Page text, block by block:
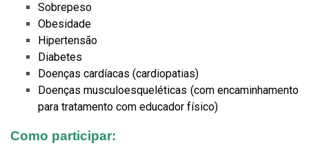
Sobrepeso
Obesidade
Hipertensão
Diabetes
Doenças cardíacas (cardiopatias)
Doenças musculoesqueléticas (com encaminhamento
para tratamento com educador físico)
Como participar: